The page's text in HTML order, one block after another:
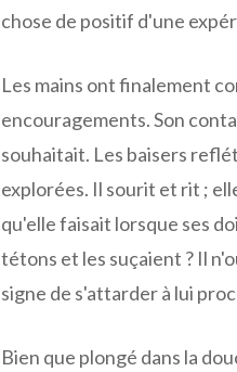
chose de positif d'une
Les mains ont finalement
encouragements. Son
souhaitait. Les baisers
explorées. Il sourit et rit ;
qu'elle faisait lorsque ses
tétons et les suçaient ? Il
signe de s'attarder à lui
Bien que plongé dans la